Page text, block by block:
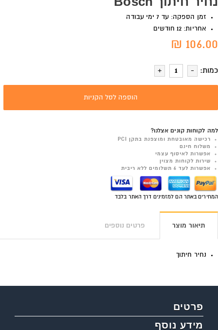
זמן הספקה: עד 7 ימי עבודה
אחריות: 12 חודשים
106.00 ₪
כמות:
הוספה לסל הקניות
למה לקוחות קונים אצלנו?
רכישה מאובטחת ומוצפנת בתקן PCI
משלוח חינם
אפשרות לאיסוף עצמי
שירות לקוחות מצוין
אפשרות לעד 6 תשלומים ללא ריבית
המחירים באתר הם למזמינים דרך האתר בלבד
תיאור מוצר פרטים נוספים
נחיר חיתוך
פרטים
מידע נוסף